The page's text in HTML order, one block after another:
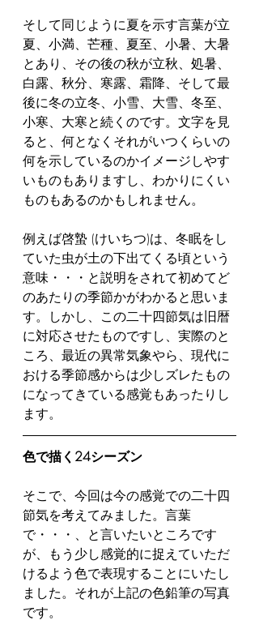
そして同じように夏を示す言葉が立
夏、小満、芒種、夏至、小暑、大暑
とあり、その後の秋が立秋、処暑、
白露、秋分、寒露、霜降、そして最
後に冬の立冬、小雪、大雪、冬至、
小寒、大寒と続くのです。文字を見
ると、何となくそれがいつくらいの
何を示しているのかイメージしやす
いものもありますし、わかりにくい
ものもあるのかもしれません。
例えば啓蟄 (けいちつ)は、冬眠をし
ていた虫が土の下出てくる頃という
意味・・・と説明をされて初めてど
のあたりの季節かがわかると思いま
す。しかし、この二十四節気は旧暦
に対応させたものですし、実際のと
ころ、最近の異常気象やら、現代に
おける季節感からは少しズレたもの
になってきている感覚もあったりし
ます。
色で描く24シーズン
そこで、今回は今の感覚での二十四
節気を考えてみました。言葉
で・・・、と言いたいところです
が、もう少し感覚的に捉えていただ
けるよう色で表現することにいたし
ました。それが上記の色鉛筆の写真
です。